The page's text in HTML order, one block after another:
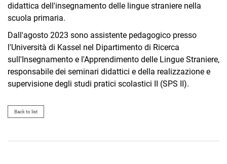
didattica dell'insegnamento delle lingue straniere nella
scuola primaria.
Dall'agosto 2023 sono assistente pedagogico presso
l'Università di Kassel nel Dipartimento di Ricerca
sull'Insegnamento e l'Apprendimento delle Lingue Straniere,
responsabile dei seminari didattici e della realizzazione e
supervisione degli studi pratici scolastici II (SPS II).
Back to list